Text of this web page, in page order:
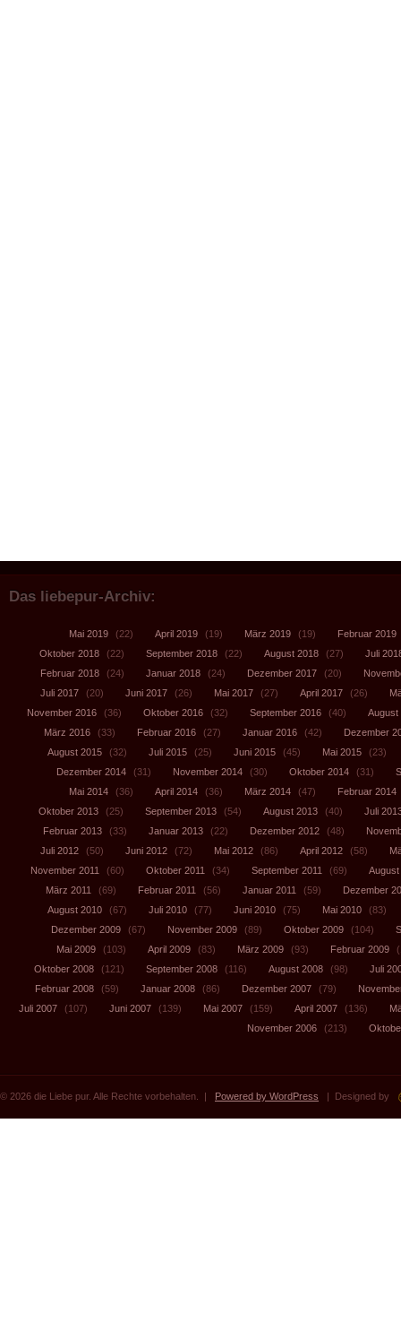
Das liebepur-Archiv:
Mai 2019 (22) April 2019 (19) März 2019 (19) Februar 2019
Oktober 2018
(22) September 2018 (22) August 2018 (27)
Juli
Februar 2018
(24) Januar 2018 (24) Dezember 2017 (20)
Juli 2017
(20) Juni 2017 (26) Mai 2017 (27) April 2017 (26)
November 2016
(36) Oktober 2016 (32) September 2016 (40)
August
März 2016
(33) Februar 2016 (27) Januar 2016 (42)
Dezember
August 2015
(32) Juli 2015 (25) Juni 2015 (45) Mai 2015
(23)
Dezember 2014
(31) November 2014 (30) Oktober 2014 (31)
Mai 2014
(36) April 2014 (36) März 2014 (47) Februar 2014
Oktober 2013
(25) September 2013 (54) August 2013 (40)
Juli
Februar 2013
(33) Januar 2013 (22) Dezember 2012 (48)
Juli 2012
(50) Juni 2012 (72) Mai 2012 (86) April 2012 (58)
November 2011
(60) Oktober 2011 (34) September 2011 (69)
August
März 2011
(69) Februar 2011 (56) Januar 2011 (59)
Dezember
August 2010
(67) Juli 2010 (77) Juni 2010 (75) Mai 2010
(83)
Dezember 2009
(67) November 2009 (89) Oktober 2009 (104)
Mai 2009
(103) April 2009 (83) März 2009 (93) Februar 2009
Oktober 2008
(121) September 2008 (116) August 2008 (98)
Juli
Februar 2008
(59) Januar 2008 (86) Dezember 2007 (79)
Juli 2007
(107) Juni 2007 (139) Mai 2007 (159) April 2007 (136)
November 2006
(213)
© 2026 die Liebe pur. Alle Rechte vorbehalten. | Powered by WordPress | Designed by